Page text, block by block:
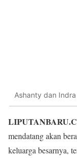
Ashanty dan
mendatang akan
keluarga besarnya,